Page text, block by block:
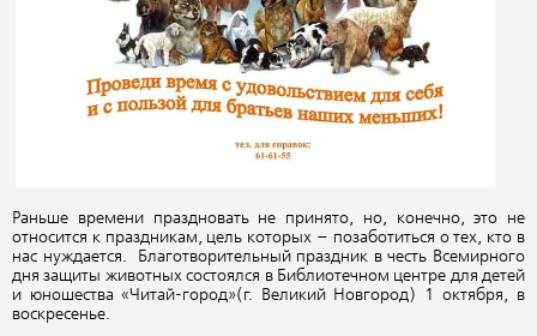
Раньше времени праздновать не принято, но, конечно, это не
относится к праздникам, цель которых – позаботиться о тех, кто в
нас нуждается. Благотворительный праздник в честь Всемирного
дня защиты животных состоялся в Библиотечном центре для детей
и юношества «Читай-город»(г. Великий Новгород) 1 октября, в
воскресенье.